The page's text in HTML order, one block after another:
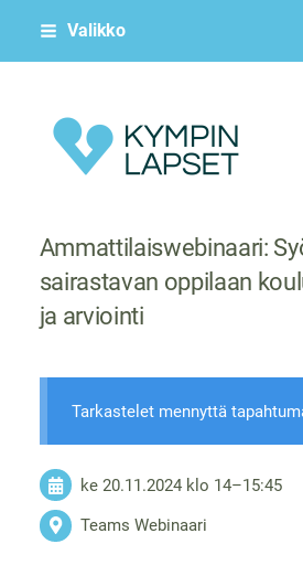
Siirry
Valikko
Kympin Lapset ry
Ammattilaiswebinaari:
sairastavan oppilaan
ja arviointi
Tarkastelet mennyttä
ke 20.11.2024 klo 14–15:45
Teams Webinaari